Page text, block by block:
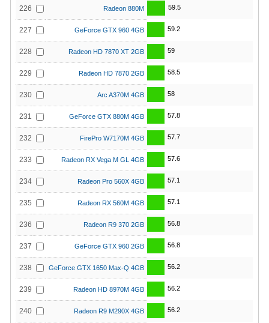
226 Radeon 880M 59.5
227 GeForce GTX 960 4GB 59.2
228 Radeon HD 7870 XT 2GB 59
229 Radeon HD 7870 2GB 58.5
230 Arc A370M 4GB 58
231 GeForce GTX 880M 4GB 57.8
232 FirePro W7170M 4GB 57.7
233 Radeon RX Vega M GL 4GB 57.6
234 Radeon Pro 560X 4GB 57.1
235 Radeon RX 560M 4GB 57.1
236 Radeon R9 370 2GB 56.8
237 GeForce GTX 960 2GB 56.8
238 GeForce GTX 1650 Max-Q 4GB 56.2
239 Radeon HD 8970M 4GB 56.2
240 Radeon R9 M290X 4GB 56.2